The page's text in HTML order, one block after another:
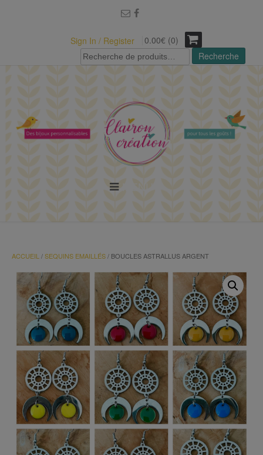
Sign In / Register
0.00€ (0)
Recherche
pour :
Recherche
ACCUEIL /SEQUINS EMAILLÉS/ BOUCLES ASTRALLUS ARGENT